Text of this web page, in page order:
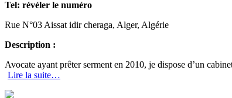
Tel: révéler le numéro
Rue N°03 Aissat idir cheraga, Alger, Algérie
Description :
Avocate ayant prêter serment en 2010, je dispose d’un
Lire la suite…